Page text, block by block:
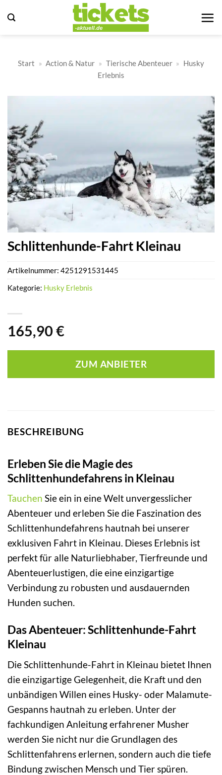
Inhalt
Start » Action & Natur » Tierische Abenteuer » Husky
Erlebnis
Schlittenhunde-Fahrt Kleinau
165,90 €
ZUM ANBIETER
Artikelnummer: 4251291531445
Kategorie: Husky Erlebnis
BESCHREIBUNG
Erleben Sie die Magie des
Schlittenhundefahrens in Kleinau
Tauchen Sie ein in eine Welt unvergesslicher
Abenteuer und erleben Sie die Faszination des
Schlittenhundefahrens hautnah bei unserer
exklusiven Fahrt in Kleinau. Dieses Erlebnis ist
perfekt für alle Naturliebhaber, Tierfreunde und
Abenteuerlustigen, die eine einzigartige
Verbindung zu robusten und ausdauernden
Hunden suchen.
Das Abenteuer: Schlittenhunde-Fahrt
Kleinau
Die Schlittenhunde-Fahrt in Kleinau bietet Ihnen
die einzigartige Gelegenheit, die Kraft und den
unbändigen Willen eines Husky- oder Malamute-
Gespanns hautnah zu erleben. Unter der
fachkundigen Anleitung erfahrener Musher
werden Sie nicht nur die Grundlagen des
Schlittenfahrens erlernen, sondern auch die tiefe
Bindung zwischen Mensch und Tier spüren.